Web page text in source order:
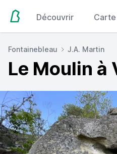
Découvrir Carte
Fontainebleau J.A. Martin
Le Moulin à